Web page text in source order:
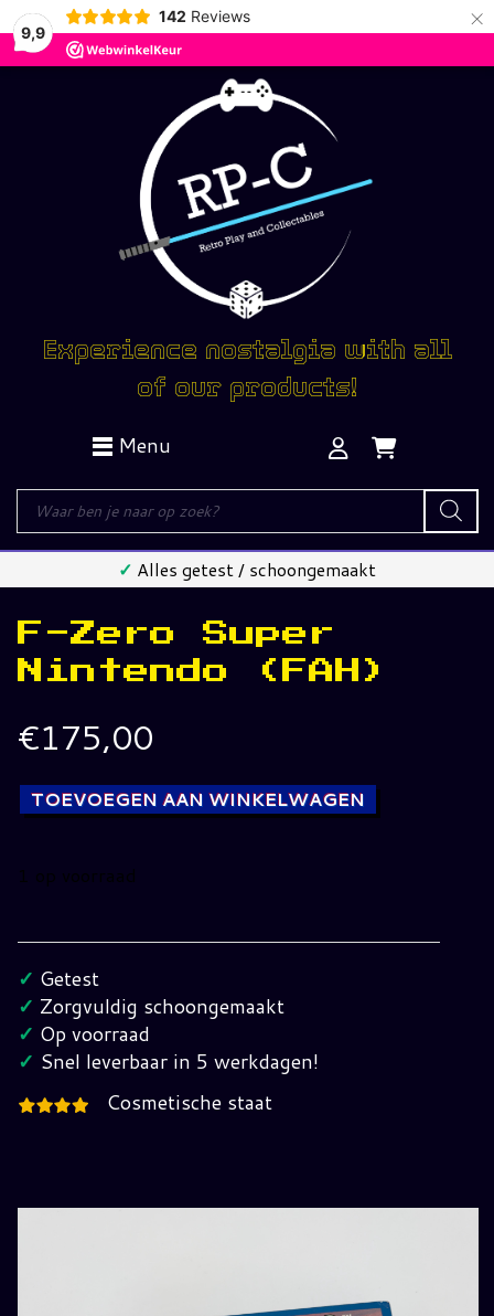
9,9
142 Reviews ×
Experience nostalgia with all
of our products!
Menu
Producten
zoeken
✓ Alles getest / schoongemaakt
F-Zero Super
Nintendo (FAH)
€175,00
TOEVOEGEN AAN WINKELWAGEN
1 op voorraad
Zero
Super
Nintendo
(FAH)
hoeveelheid
✓ Getest
✓ Zorgvuldig schoongemaakt
✓ Op voorraad
✓ Snel leverbaar in 5 werkdagen!
Cosmetische staat